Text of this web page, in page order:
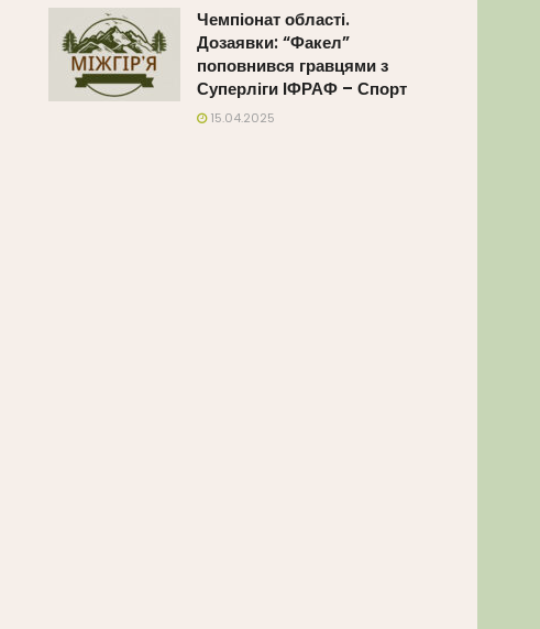
Чемпіонат області.
Дозаявки: “Факел”
поповнився гравцями з
Суперліги ІФРАФ – Спорт
15.04.2025